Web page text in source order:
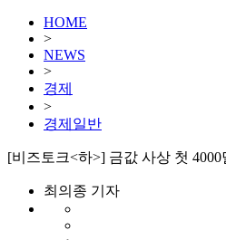
HOME
>
NEWS
>
경제
>
경제일반
[비즈토크<하>] 금값 사상 첫
최의종 기자